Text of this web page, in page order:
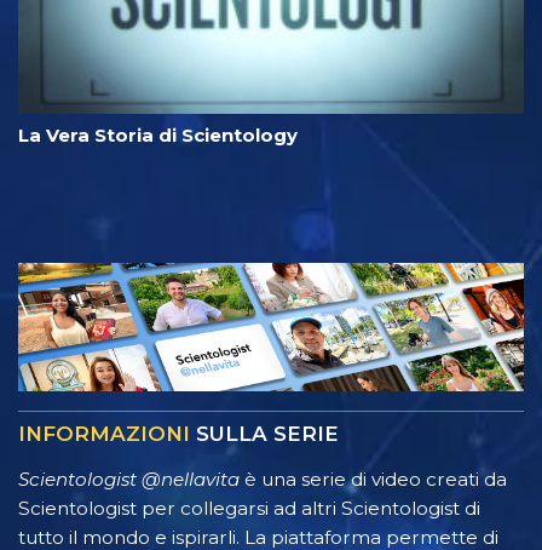
La Vera Storia di Scientology
INFORMAZIONI SULLA SERIE
Scientologist @nellavita è una serie di video creati da
Scientologist per collegarsi ad altri Scientologist di
tutto il mondo e ispirarli. La piattaforma permette di